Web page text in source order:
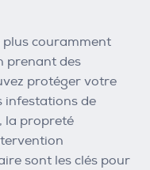
plus couramment
prenant des
protéger votre
infestations de
la propreté
sont les clés pour